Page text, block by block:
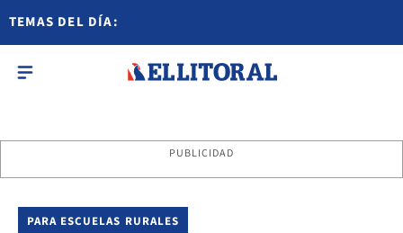
TEMAS DEL DÍA:
PUBLICIDAD
PARA ESCUELAS RURALES